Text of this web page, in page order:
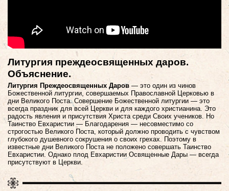
Литургия преждеосвященных даров.
Объяснение.
Литургия Преждеосвященных Даров— это один из чинов
Божественной литургии, совершаемых Православной Церковью в
дни Великого Поста. Совершение Божественной литургии — это
всегда праздник для всей Церкви и для каждого христианина. Это
радость явления и присутствия Христа среди Своих учеников. Но
Таинство Евхаристии — Благодарения — несовместимо со
строгостью Великого Поста, который должно проводить с чувством
глубокого душевного сокрушения о своих грехах. Поэтому в
известные дни Великого Поста не положено совершать Таинство
Евхаристии. Однако плод Евхаристии Освященные Дары — всегда
присутствуют в Церкви.